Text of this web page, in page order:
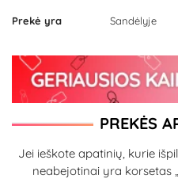
Prekė yra Sandėlyje
PREKĖS
Jei ieškote apatinių, kurie
neabejotinai yra korsetas